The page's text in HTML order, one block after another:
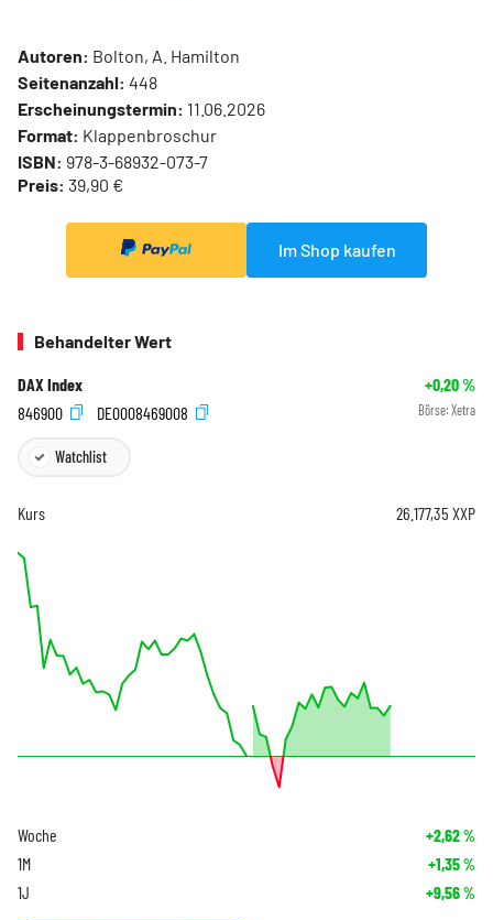
Autoren: Bolton, A. Hamilton
Seitenanzahl: 448
Erscheinungstermin: 11.06.2026
Format: Klappenbroschur
ISBN: 978-3-68932-073-7
Preis: 39,90 €
Im Shop kaufen
Behandelter Wert
DAX Index +0,20%
846900
DE0008469008 Börse: Xetra
Watchlist
Kurs 26.177,35 XXP
Woche +2,62%
1M +1,35%
1J +9,56%